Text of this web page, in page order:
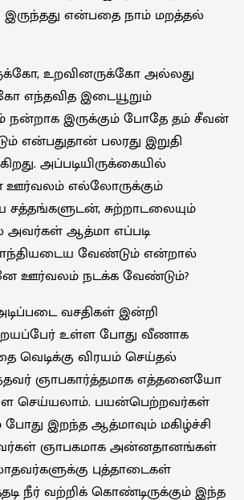
இருந்தது என்பதை நாம் மறத்தல்
உறவினருக்கோ அல்லது
எந்தவித இடையூறும்
நன்றாக இருக்கும் போதே தம் சீவன்
என்பதுதான் பலரது இறுதி
அப்படியிருக்கையில்
எல்லோருக்கும்
சத்தங்களுடன், சுற்றாடலையும்
அவர்கள் ஆத்மா எப்படி
வேண்டும் என்றால்
ஊர்வலம் நடக்க வேண்டும்?
வசதிகள் இன்றி
உள்ள போது வீணாக
விரயம் செய்தல்
ஞாபகார்த்தமாக எத்தனையோ
செய்யலாம். பயன்பெற்றவர்கள்
இறந்த ஆத்மாவும் மகிழ்ச்சி
ஞாபகமாக அன்னதானங்கள்
புத்தாடைகள்
நீர் வற்றிக் கொண்டிருக்கும் இந்த